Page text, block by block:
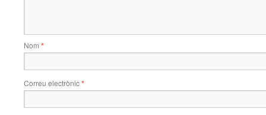
Nom *
Correu electrònic*